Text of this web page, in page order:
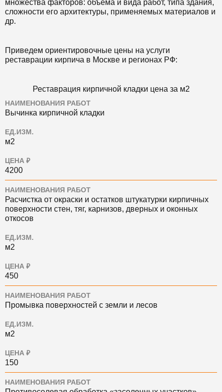
множества факторов: объема и вида работ, типа здания,
сложности его архитектуры, применяемых материалов и
др.
Приведем ориентировочные цены на услуги
реставрации кирпича в Москве и регионах РФ:
Реставрация кирпичной кладки цена за м2
НАИМЕНОВАНИЯ РАБОТ
Вычинка кирпичной кладки
ЕД.ИЗМ.
м2
ЦЕНА ₽
4200
НАИМЕНОВАНИЯ РАБОТ
Расчистка от окраски и остатков штукатурки кирпичных
поверхности стен, тяг, карнизов, дверных и оконных
откосов
ЕД.ИЗМ.
м2
ЦЕНА ₽
450
НАИМЕНОВАНИЯ РАБОТ
Промывка поверхностей с земли и лесов
ЕД.ИЗМ.
м2
ЦЕНА ₽
150
НАИМЕНОВАНИЯ РАБОТ